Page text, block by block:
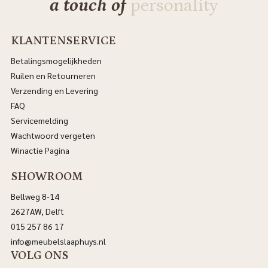
a touch ofpersonality
KLANTENSERVICE
Betalingsmogelijkheden
Ruilen en Retourneren
Verzending en Levering
FAQ
Servicemelding
Wachtwoord vergeten
Winactie Pagina
SHOWROOM
Bellweg 8-14
2627AW, Delft
015 257 86 17
info@meubelslaaphuys.nl
VOLG ONS